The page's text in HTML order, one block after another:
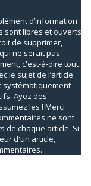
d’information
sont libres et ouverts
de supprimer,
ne serait pas
c'est-à-dire tout
le sujet de l’article.
systématiquement
Ayez des
les ! Merci
ne sont
de chaque article. Si
d'un article,